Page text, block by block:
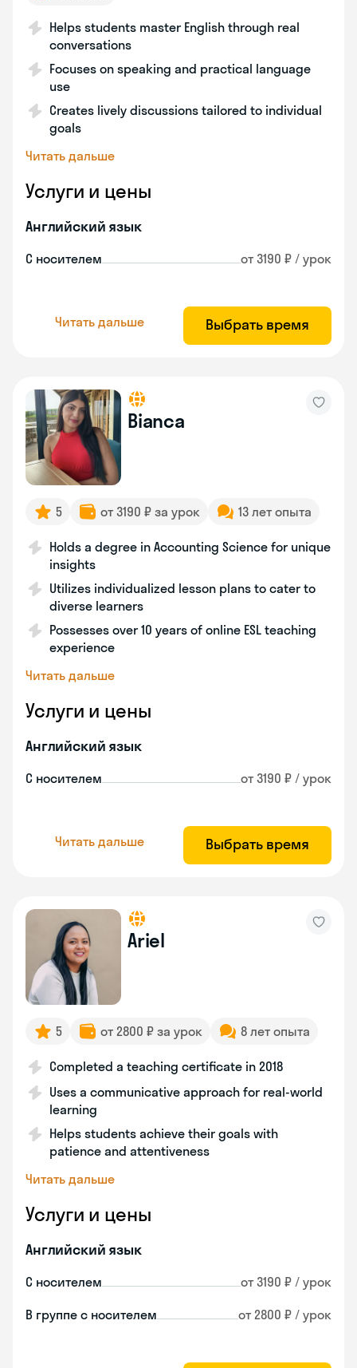
Helps students master English through real
conversations
Focuses on speaking and practical language
use
Creates lively discussions tailored to individual
goals
Читать дальше
Услуги и цены
Английский язык
С носителем от 3190 ₽ / урок
Читать дальше Выбрать время
Bianca
5 от 3190 ₽ за урок 13 лет опыта
Holds a degree in Accounting Science for unique
insights
Utilizes individualized lesson plans to cater to
diverse learners
Possesses over 10 years of online ESL teaching
experience
Читать дальше
Услуги и цены
Английский язык
С носителем от 3190 ₽ / урок
Читать дальше Выбрать время
Ariel
5 от 2800 ₽ за урок 8 лет опыта
Completed a teaching certificate in 2018
Uses a communicative approach for real-world
learning
Helps students achieve their goals with
patience and attentiveness
Читать дальше
Услуги и цены
Английский язык
С носителем от 3190 ₽ / урок
В группе с носителем от 2800 ₽ / урок